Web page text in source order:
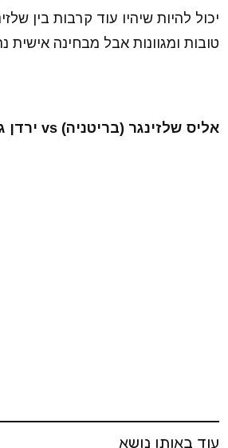
יכול להיות שיהיו עוד קרבות בין
טובות ומגוונות אבל מבחינה אישית
אליס שלזינגר (בריטניה) vs ירדן
עוד באותו נושא